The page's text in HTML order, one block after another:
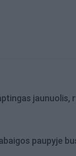
paupyje